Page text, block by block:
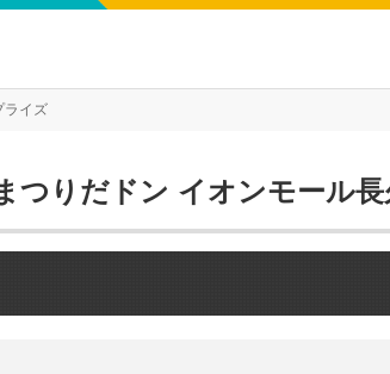
ライズ
つりだドン イオンモール長